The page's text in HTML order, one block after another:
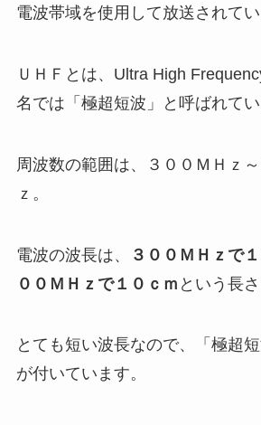
電波帯域を使用して放送されてい
ＵＨＦとは、Ultra High
名では「極超短波」と呼ばれてい
周波数の範囲は、３００ＭＨｚ
ｚ。
電波の波長は、 ３００ＭＨｚで
００ＭＨｚで１０ｃｍ という長さ
とても短い波長なので、「極超
が付いています。